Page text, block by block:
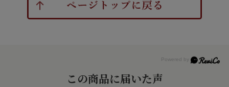
この商品に届いた声